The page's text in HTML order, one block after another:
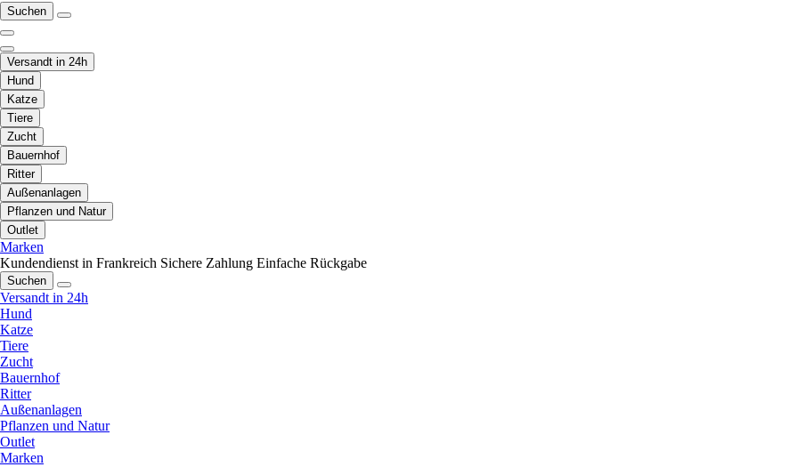
Suchen
Versandt in 24h
Hund
Katze
Tiere
Zucht
Bauernhof
Ritter
Außenanlagen
Pflanzen und Natur
Outlet
Marken
Kundendienst in Frankreich Sichere Zahlung Einfache Rückgabe
Suchen
Versandt in 24h
Hund
Katze
Tiere
Zucht
Bauernhof
Ritter
Außenanlagen
Pflanzen und Natur
Outlet
Marken